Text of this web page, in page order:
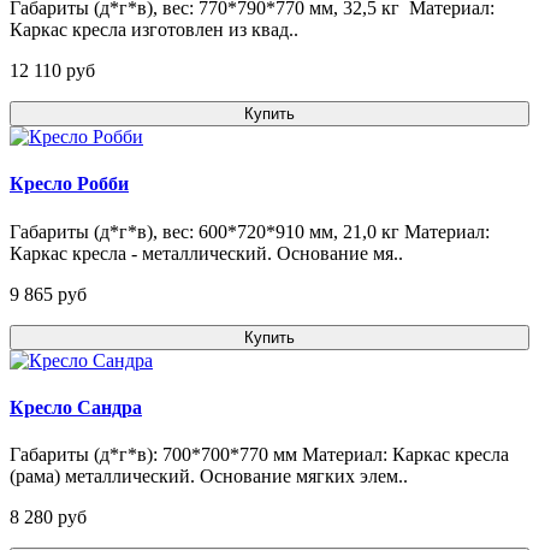
Габариты (д*г*в), вес: 770*790*770 мм, 32,5 кг Материал:
Каркас кресла изготовлен из квад..
12 110 pуб
Купить
Кресло Робби
Габариты (д*г*в), вес: 600*720*910 мм, 21,0 кг Материал:
Каркас кресла - металлический. Основание мя..
9 865 pуб
Купить
Кресло Сандра
Габариты (д*г*в): 700*700*770 мм Материал: Каркас кресла
(рама) металлический. Основание мягких элем..
8 280 pуб